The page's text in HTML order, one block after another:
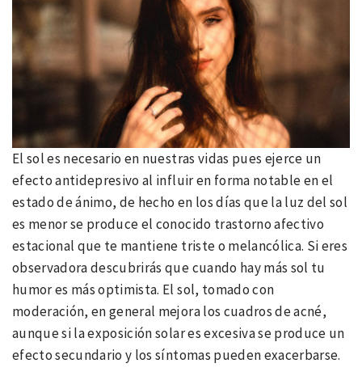
El sol es necesario en nuestras vidas pues ejerce un
efecto antidepresivo al influir en forma notable en el
estado de ánimo, de hecho en los días que la luz del sol
es menor se produce el conocido trastorno afectivo
estacional que te mantiene triste o melancólica. Si eres
observadora descubrirás que cuando hay más sol tu
humor es más optimista. El sol, tomado con
moderación, en general mejora los cuadros de acné,
aunque si la exposición solar es excesiva se produce un
efecto secundario y los síntomas pueden exacerbarse.